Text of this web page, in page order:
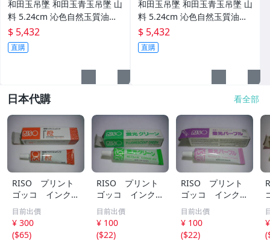
和田玉吊墜 和田玉青玉吊墜 山
料 5.24cm 沁色自然玉質油潤
(4)
$ 5,432
直購
和田玉吊墜 和田玉青玉吊墜 山
料 5.24cm 沁色自然玉質油潤
(3)
$ 5,432
直購
日本代購 看全部
RISO プリント
ゴッコ インク
橙 新品未使用品
目前出價
¥ 300
($65)
RISO プリント
ゴッコ インク
蛍光グリーン 新
品未使用品
目前出價
¥ 100
($22)
RISO プリント
ゴッコ インク
蛍光パープル 新
品未使用品
目前出價
¥ 100
($22)
(